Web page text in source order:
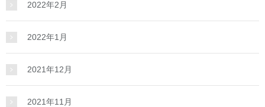
2022年2月
2022年1月
2021年12月
2021年11月